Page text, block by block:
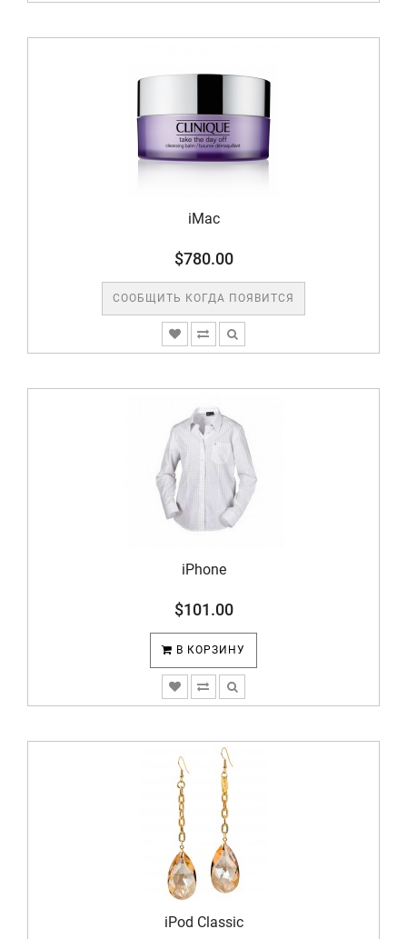
iMac
$780.00
СООБЩИТЬ КОГДА ПОЯВИТСЯ
iPhone
$101.00
В КОРЗИНУ
iPod Classic